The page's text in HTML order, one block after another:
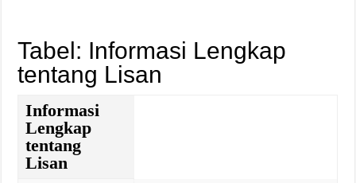
Tabel: Informasi Lengkap
tentang Lisan
Informasi
Lengkap
tentang
Lisan